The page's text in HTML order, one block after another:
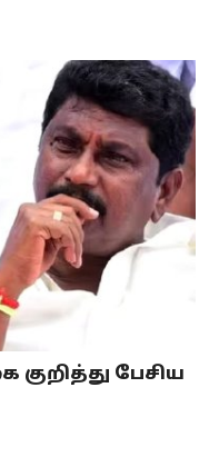
குறித்து பேசிய